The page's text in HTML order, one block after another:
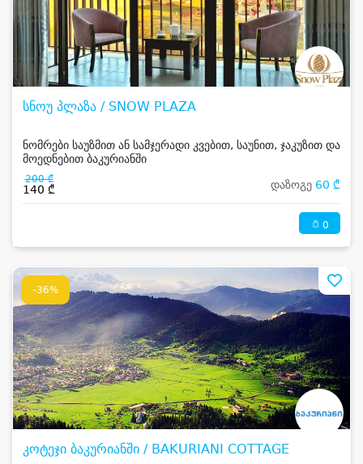
სნოუ პლაზა / SNOW PLAZA
ნომრები საუზმით ან სამჯერადი კვებით, საუნით, ჯაკუზით და
მოედნებით ბაკურიანში
200 ₾
140 ₾ დაზოგე 60 ₾
0
-36%
კოტეჯი ბაკურიანში / BAKURIANI COTTAGE